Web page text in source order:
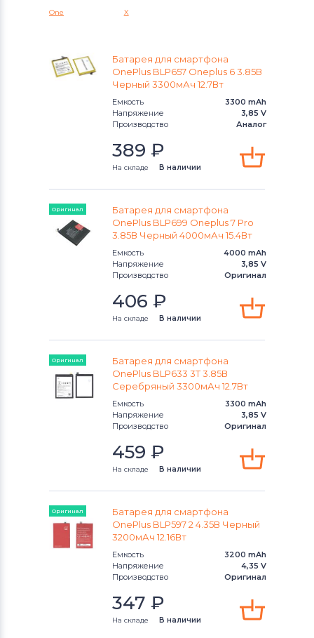
Micromax
OPPO
Аккумуляторы для смартфоновHTC
Аккумуляторы для смартфонов
Аккумуляторы для смартфонов
Аккумуляторы для смартфонов
Zopo
Аккумуляторы для смартфонов
Аккумуляторы для смартфонов
OnePlus
Аккумуляторы для смартфонов
Аккумуляторы для радиостанций
Аккумуляторы для смартфонов
Аккумуляторы для смартфонов
Аккумуляторы для смартфонов
Lenovo
Аккумуляторы для смартфонов
Аккумуляторы для смартфонов
One X
Батарея для смартфона
OnePlus BLP657 Oneplus 6 3.85В
Черный 3300мАч 12.7Вт
Емкость
3300 mAh
Напряжение
3,85 V
Производство
Аналог
389 ₽
На складе В наличии
Оригинал
Батарея для смартфона
OnePlus BLP699 Oneplus 7 Pro
3.85В Черный 4000мАч 15.4Вт
Емкость
4000 mAh
Напряжение
3,85 V
Производство
Оригинал
406 ₽
На складе В наличии
Оригинал
Батарея для смартфона
OnePlus BLP633 3T 3.85В
Серебряный 3300мАч 12.7Вт
Емкость
3300 mAh
Напряжение
3,85 V
Производство
Оригинал
459 ₽
На складе В наличии
Оригинал
Батарея для смартфона
OnePlus BLP597 2 4.35В Черный
3200мАч 12.16Вт
Емкость
3200 mAh
Напряжение
4,35 V
Производство
Оригинал
347 ₽
На складе В наличии